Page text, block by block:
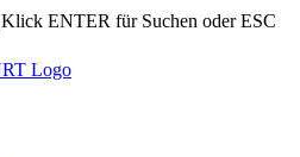
Klick ENTER für Suchen oder ESC